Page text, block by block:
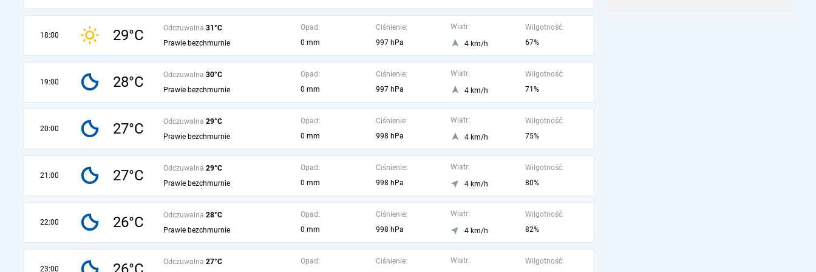
18:00 29°C Odczuwalna 31°C
Prawie bezchmurnie
Opad:
0 mm
Ciśnienie:
997 hPa
Wiatr:
4 km/h
Wilgotność:
67%
19:00 28°C Odczuwalna 30°C
Prawie bezchmurnie
Opad:
0 mm
Ciśnienie:
997 hPa
Wiatr:
4 km/h
Wilgotność:
71%
20:00 27°C Odczuwalna 29°C
Prawie bezchmurnie
Opad:
0 mm
Ciśnienie:
998 hPa
Wiatr:
4 km/h
Wilgotność:
75%
21:00 27°C Odczuwalna 29°C
Prawie bezchmurnie
Opad:
0 mm
Ciśnienie:
998 hPa
Wiatr:
4 km/h
Wilgotność:
80%
22:00 26°C Odczuwalna 28°C
Prawie bezchmurnie
Opad:
0 mm
Ciśnienie:
998 hPa
Wiatr:
4 km/h
Wilgotność:
82%
23:00
Odczuwalna 27°C Opad: Ciśnienie: Wiatr: Wilgotność: